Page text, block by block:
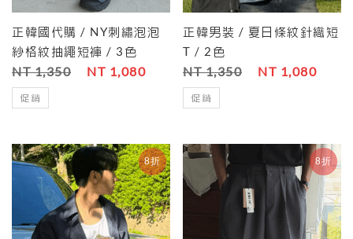
正韓國代購 / NY刺繡泡泡
紗格紋抽繩短褲 / 3色
NT 1,350 NT 1,080
促銷
正韓男裝 / 夏日條紋針織短
T / 2色
NT 1,350 NT 1,080
促銷
8折 8折